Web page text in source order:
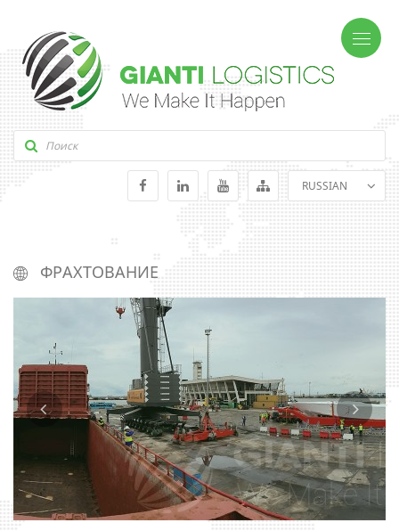
RUSSIAN
ФРАХТОВАНИЕ